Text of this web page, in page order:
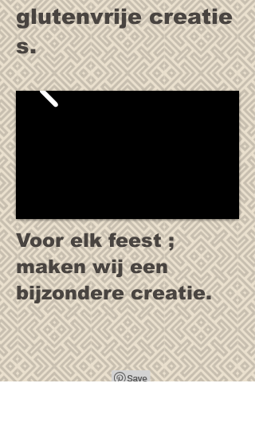
glutenvrije creatie
s.
Voor elk feest ;
maken wij een
bijzondere creatie.